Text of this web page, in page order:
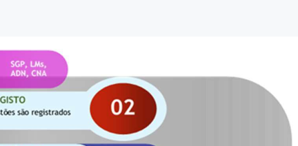
6) e 9) e no diretor do SGP as alíneas 6), 7) e 9) acima referidas.